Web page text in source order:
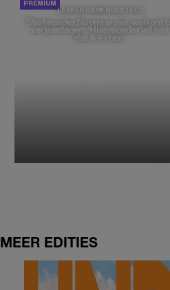
LEKKER SAMENGESTELD
Stiefmoeder Naomi is niet welkom bij
verjaardagen: 'Hun moeder wil niet
dat ik er ben'
MEER EDITIES